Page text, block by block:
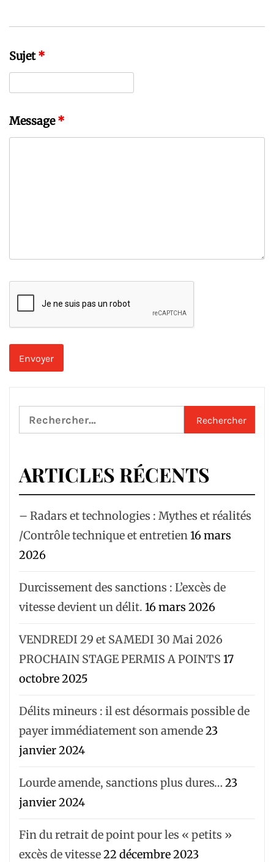
Sujet*
Message*
Rechercher :
ARTICLES RÉCENTS
– Radars et technologies : Mythes et réalités
/Contrôle technique et entretien16 mars
2026
Durcissement des sanctions : L’excès de
vitesse devient un délit. 16 mars 2026
VENDREDI 29 et SAMEDI 30 Mai 2026
PROCHAIN STAGE PERMIS A POINTS 17
octobre 2025
Délits mineurs : il est désormais possible de
payer immédiatement son amende23
janvier 2024
Lourde amende, sanctions plus dures… 23
janvier 2024
Fin du retrait de point pour les « petits »
excès de vitesse22 décembre 2023